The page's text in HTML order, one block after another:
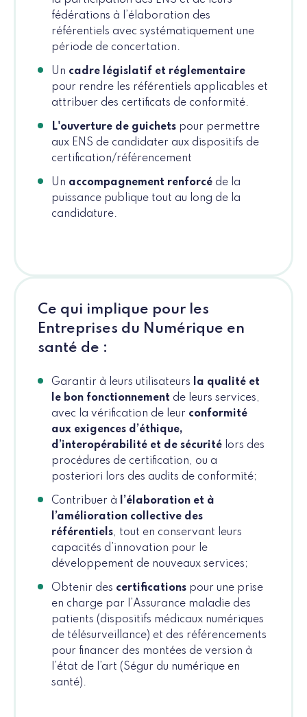
fédérations à l’élaboration des
référentiels avec systématiquement une
période de concertation.
Un cadre législatif et réglementaire
pour rendre les référentiels applicables et
attribuer des certificats de conformité.
L'ouverture de guichets pour permettre
aux ENS de candidater aux dispositifs de
certification/référencement
Un accompagnement renforcé de la
puissance publique tout au long de la
candidature.
Ce qui implique pour les
Entreprises du Numérique en
santé de :
Garantir à leurs utilisateurs
la qualité et
le bon fonctionnement de leurs services,
avec la vérification de leur conformité
aux exigences d’éthique,
d’interopérabilité et de sécurité lors des
procédures de certification, ou a
posteriori lors des audits de conformité;
Contribuer à
l’élaboration et à
l’amélioration collective des
référentiels, tout en conservant leurs
capacités d’innovation pour le
développement de nouveaux services;
Obtenir des certifications pour une prise
en charge par l’Assurance maladie des
patients (dispositifs médicaux numériques
de télésurveillance) et des référencements
pour financer des montées de version à
l’état de l’art (Ségur du numérique en
santé).